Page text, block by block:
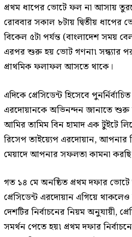
প্রথম ধাপের ভোটে ফল না আসায়
রোববার সকাল ৮টায় দ্বিতীয় ধাপের
বিকেল ৫টা পর্যন্ত (বাংলাদেশ সময়
এরপর শুরু হয় ভোট গণনা৷ সন্ধ্যার
প্রাথমিক ফলাফল আসতে থাকে।
এদিকে প্রেসিডেন্ট হিসেবে
এরদোয়ানকে অভিনন্দন জানাতে শুরু
আমির তামিম বিন হামাদ এক টুইটে
রিসেপ তাইয়্যেপ এরদোয়ান,
মেয়াদে আপনার সফলতা কামনা
গত ১৪ মে অনষ্ঠিত প্রথম দফার ভোটে
প্রেসিডেন্ট এরদোয়ান এগিয়ে থাকলেও
দেশটির নির্বাচনের নিয়ম অনুযায়ী,
সমর্থন পেতে হয়৷ প্রথম দফার